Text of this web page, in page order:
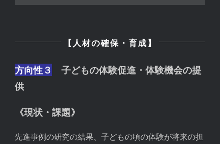
【人材の確保・育成】
方向性３
子どもの体験促進・体験機会の提
供
《現状・課題》
先進事例の研究の結果、子どもの頃の体験が将来の担